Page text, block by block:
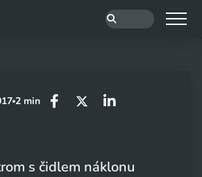
2 min
s čidlem náklonu